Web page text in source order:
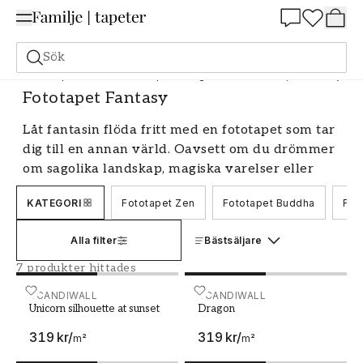
Sök
Fototapeter Motiv Fototapet Andligt & livsstil Fototapet Fantasy
Fototapet Fantasy
Låt fantasin flöda fritt med en fototapet som tar
dig till en annan värld. Oavsett om du drömmer
om sagolika landskap, magiska varelser eller
abstrakta mönster, har vi ett brett utbud av
fototapeter inom kategorin fantasi. Våra
och personlig atmosfär i ditt hem, och med våra
fondtapeter kan du enkelt förvandla ett helt
rum till en plats fylld av kreativitet och
inspiration.
Fototapeter som väcker fantasin till liv
KATEGORI Fototapet Zen Fototapet Buddha
Alla filter Bästsäljare
7 produkter hittades
SCANDIWALL
Unicorn silhouette at sunset
319 kr/m²
Unicorn silhouette at sunsetSCANDIWALL
Dragon
319 kr/m²
Dragon